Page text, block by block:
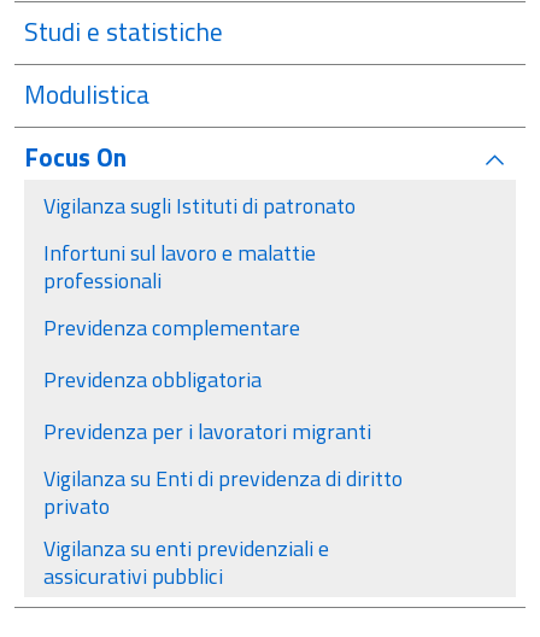
Studi e statistiche
Modulistica
Focus On
Vigilanza sugli Istituti di patronato
Infortuni sul lavoro e malattie
professionali
Previdenza complementare
Previdenza obbligatoria
Previdenza per i lavoratori migranti
Vigilanza su Enti di previdenza di diritto
privato
Vigilanza su enti previdenziali e
assicurativi pubblici